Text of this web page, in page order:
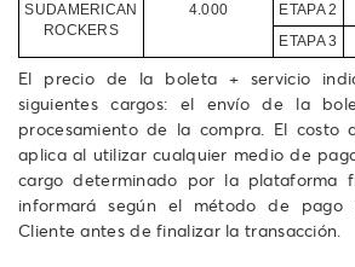
SUDAMERICAN
ROCKERS
4.000
ETAPA 2
ETAPA 3
El precio de la boleta + servicio
siguientes cargos: el envío de la
procesamiento de la compra. El costo
aplica al utilizar cualquier medio de
cargo determinado por la plataforma
informará según el método de pago
Cliente antes de finalizar la transacción.